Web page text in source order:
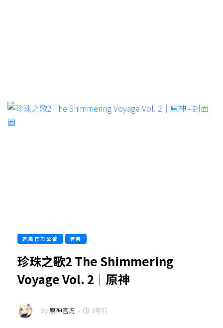
遊戲官方公告 音樂
珍珠之歌2 The Shimmering
Voyage Vol. 2｜原神
By原神官方 - 3年前